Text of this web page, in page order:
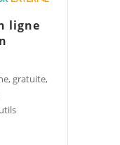
ligne
gratuite,